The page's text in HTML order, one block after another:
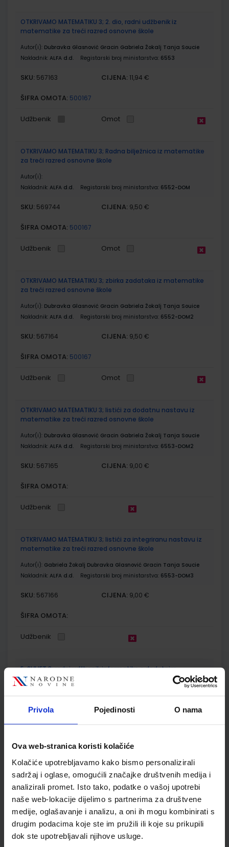
Privola Pojedinosti O nama
Ova web-stranica koristi kolačiće
Kolačiće upotrebljavamo kako bismo personalizirali
sadržaj i oglase, omogućili značajke društvenih medija i
analizirali promet. Isto tako, podatke o vašoj upotrebi
naše web-lokacije dijelimo s partnerima za društvene
medije, oglašavanje i analizu, a oni ih mogu kombinirati s
drugim podacima koje ste im pružili ili koje su prikupili
dok ste upotrebljavali njihove usluge.
OTKRIVAMO MATEMATIKU 3; 2. dio, radni udžbenik iz
matematike za treći razred osnovne škole
Autor(i): Dubravka Glasnović Gracin Gabriela Žokalj Tanja Soucie
Nakladnik: ALFA d.d. Registarski broj ministarstva: 6553
SKU: 567163 CIJENA: 11,94 €
ŠIFRA OMOTA: 500167
Udžbenik Omot
OTKRIVAMO MATEMATIKU 3; Radna bilježnica iz matematike
za treći razred osnovne škole
Autor(i):
Nakladnik: ALFA d.d. Registarski broj ministarstva: 6552-DOM
SKU: 569744 CIJENA: 9,50 €
ŠIFRA OMOTA: 500167
Udžbenik Omot
OTKRIVAMO MATEMATIKU 3; zbirka zadataka iz matematike
za treći razred osnovne škole
Autor(i): Dubravka Glasnović Gracin Gabriela Žokalj Tanja Souice
Nakladnik: ALFA d.d. Registarski broj ministarstva: 6552-DOM2
SKU: 567164 CIJENA: 9,50 €
ŠIFRA OMOTA: 500167
Udžbenik Omot
OTKRIVAMO MATEMATIKU 3; listići za dodatnu nastavu iz
matematike za treći razred osnovne škole
Autor(i): Dubravka Glasnović Gracin Gabriela Žokalj Tanja Soucie
Nakladnik: ALFA d.d. Registarski broj ministarstva: 6553-DOM2
SKU: 567165 CIJENA: 9,00 €
ŠIFRA OMOTA:
Udžbenik
OTKRIVAMO MATEMATIKU 3; listići za integriranu nastavu iz
matematike za treći razred osnovne škole
Autor(i): Gabriela Žokalj Dubravka Glasnović Gracin Tanja Soucie
Nakladnik: ALFA d.d. Registarski broj ministarstva: 6553-DOM3
SKU: 567166 CIJENA: 9,00 €
ŠIFRA OMOTA:
Udžbenik
E-SVIJET 3; radni udžbenik informatike s dodatnim
digitalnim sadržajima u trećem razredu osnovne škole
Autor(i):Blagus Ljubić Klemše Flisar Odorčić Ružić Mihočka
SKU:567184
ŠIFRA OMOTA: 500239
Udžbenik Omot
E-SVIJET 3; radna bilježnica informatike u trećem razredu
osnovne škole
Autor(i):Josipa Blagus Marijana Šundov Ana Budojević
Nakladnik:ŠKOLSKA KNJIGA d.d.
Registarski broj ministarstva:
7003-DOM